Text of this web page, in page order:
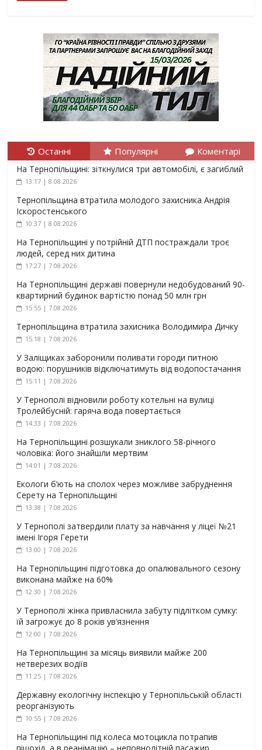
Останні Популярні Коментарі
На Тернопільщині: зіткнулися три автомобілі, є загиблий
13:17 | 8.08.2026
Тернопільщина втратила молодого захисника Андрія
Іскоростенського
10:37 | 8.08.2026
На Тернопільщині у потрійній ДТП постраждали троє
людей, серед них дитина
17:27 | 7.08.2026
На Тернопільщині державі повернули недобудований 90-
квартирний будинок вартістю понад 50 млн грн
15:55 | 7.08.2026
Тернопільщина втратила захисника Володимира Дичку
15:18 | 7.08.2026
У Заліщиках заборонили поливати городи питною
водою: порушників відключатимуть від водопостачання
15:11 | 7.08.2026
У Тернополі відновили роботу котельні на вулиці
Тролейбусній: гаряча вода повертається
14:33 | 7.08.2026
На Тернопільщині розшукали зниклого 58-річного
чоловіка: його знайшли мертвим
14:01 | 7.08.2026
Екологи б’ють на сполох через можливе забруднення
Серету на Тернопільщині
13:38 | 7.08.2026
У Тернополі затвердили плату за навчання у ліцеї №21
імені Ігоря Герети
13:00 | 7.08.2026
На Тернопільщині підготовка до опалювального сезону
виконана майже на 60%
12:30 | 7.08.2026
У Тернополі жінка привласнила забуту підлітком сумку:
їй загрожує до 8 років ув’язнення
12:00 | 7.08.2026
На Тернопільщині за місяць виявили майже 200
нетверезих водіїв
11:25 | 7.08.2026
Державну екологічну інспекцію у Тернопільській області
реорганізують
10:55 | 7.08.2026
На Тернопільщині під колеса мотоцикла потрапив